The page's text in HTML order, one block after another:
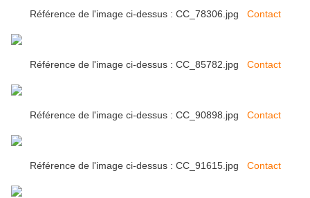
Référence de l'image ci-dessus : CC_78306.jpg Contact
Référence de l'image ci-dessus : CC_85782.jpg Contact
Référence de l'image ci-dessus : CC_90898.jpg Contact
Référence de l'image ci-dessus : CC_91615.jpg Contact